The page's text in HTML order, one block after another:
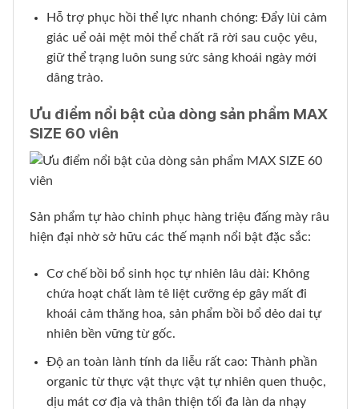
Hỗ trợ phục hồi thể lực nhanh chóng: Đẩy lùi cảm
giác uể oải mệt mỏi thể chất rã rời sau cuộc yêu,
giữ thể trạng luôn sung sức sảng khoái ngày mới
dâng trào.
Ưu điểm nổi bật của dòng sản phẩm MAX
SIZE 60 viên
Sản phẩm tự hào chinh phục hàng triệu đấng mày râu
hiện đại nhờ sở hữu các thế mạnh nổi bật đặc sắc:
Cơ chế bồi bổ sinh học tự nhiên lâu dài: Không
chứa hoạt chất làm tê liệt cưỡng ép gây mất đi
khoái cảm thăng hoa, sản phẩm bồi bổ dẻo dai tự
nhiên bền vững từ gốc.
Độ an toàn lành tính da liễu rất cao: Thành phần
organic từ thực vật thực vật tự nhiên quen thuộc,
dịu mát cơ địa và thân thiện tối đa làn da nhạy